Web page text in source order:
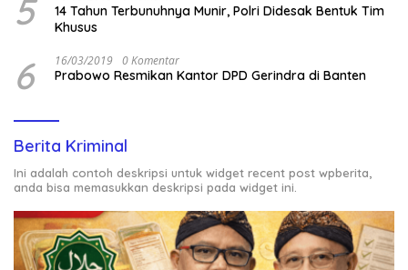
5
14 Tahun Terbunuhnya Munir, Polri Didesak Bentuk Tim
Khusus
6 16/03/2019 0 Komentar
Prabowo Resmikan Kantor DPD Gerindra di Banten
Berita Kriminal
Ini adalah contoh deskripsi untuk widget recent post wpberita,
anda bisa memasukkan deskripsi pada widget ini.